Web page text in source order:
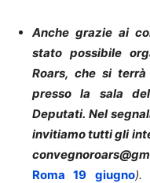
Anche grazie ai
stato possibile
Roars, che si
presso la sala
Deputati. Nel
invitiamo tutti gli
Roma 19 giugno